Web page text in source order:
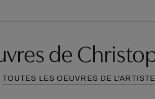
de
TOUTES LES OEUVRES DE L'ARTISTE